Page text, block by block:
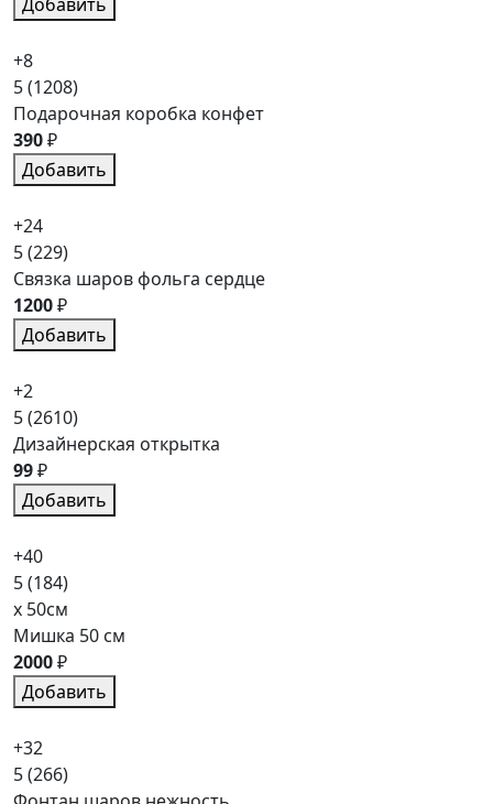
+8
5(1208)
Подарочная коробка конфет
390₽
Добавить
+24
5(229)
Связка шаров фольга сердце
1200₽
Добавить
+2
5(2610)
Дизайнерская открытка
99₽
Добавить
+40
5(184)
x 50см
Мишка 50 см
2000₽
Добавить
+32
5(266)